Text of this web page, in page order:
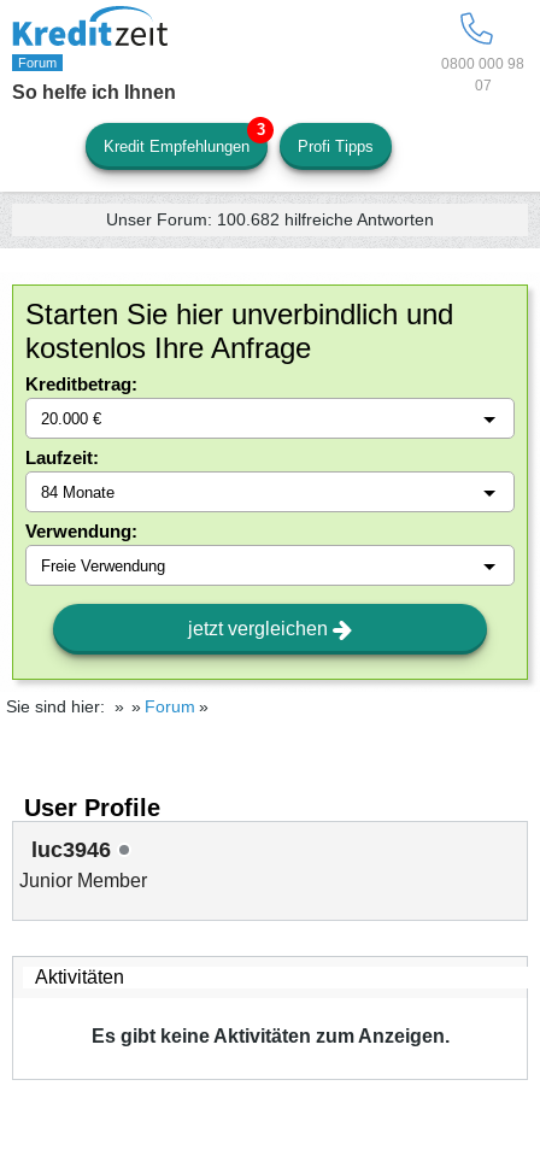
0800 000 98
07
So helfe ich Ihnen
Kredit Empfehlungen Profi Tipps
Unser Forum: 100.682 hilfreiche Antworten
Starten Sie hier unverbindlich und
kostenlos Ihre Anfrage
Kreditbetrag:
Laufzeit:
Verwendung:
jetzt vergleichen
Sie sind hier: Forum
User Profile
luc3946
Junior Member
Es gibt keine Aktivitäten zum Anzeigen.